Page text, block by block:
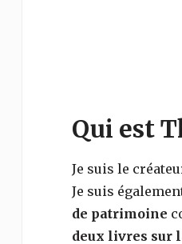
Qui est
Je suis le
Je suis
de patrimoine
deux livres sur